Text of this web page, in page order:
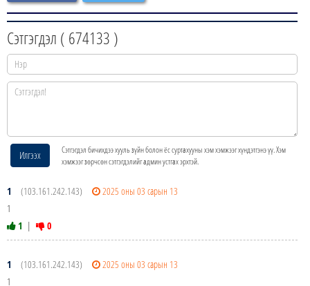
Сэтгэгдэл ( 674133 )
Илгээх
Сэтгэгдэл бичихдээ хууль зүйн болон ёс суртахууны хэм хэмжээг хүндэтгэнэ үү. Хэм
хэмжээг зөрчсөн сэтгэгдэлийг админ устгах эрхтэй.
1 (103.161.242.143)
2025 оны 03 сарын 13
1
1 | 0
1 (103.161.242.143)
2025 оны 03 сарын 13
1